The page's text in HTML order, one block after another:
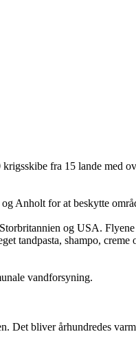
fra 15 lande med
Anholt for at beskytte
og USA.
tandpasta, shampo,
vandforsyning.
Det bliver århundredes